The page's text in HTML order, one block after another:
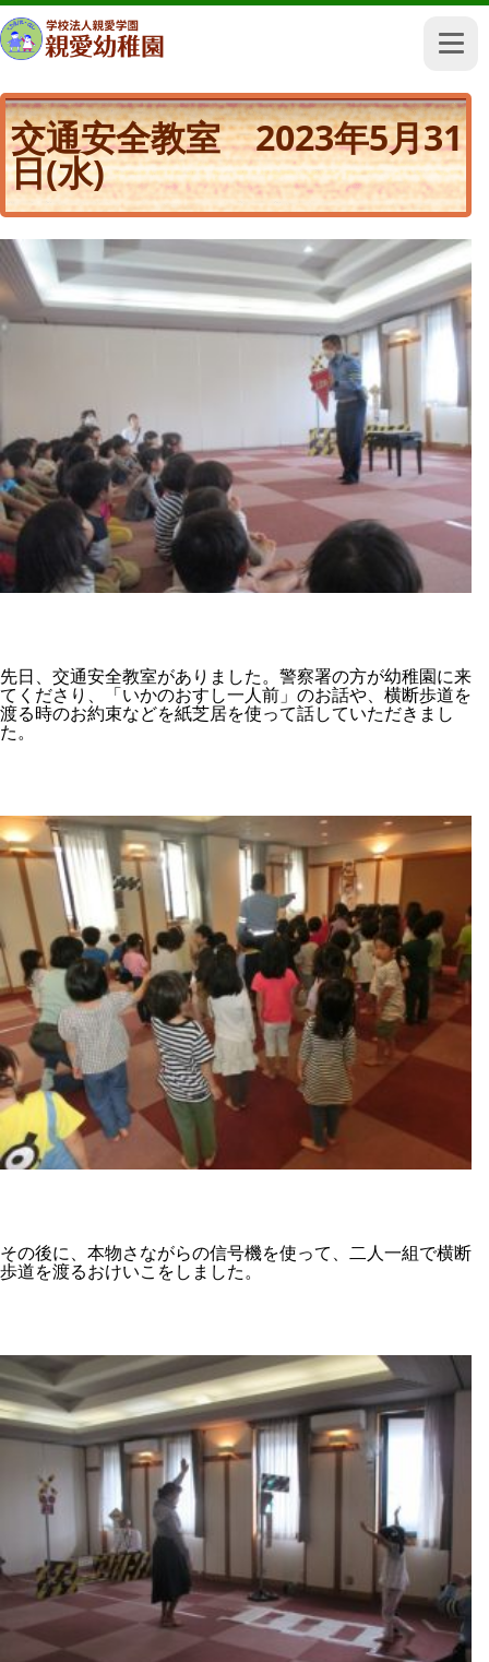
交通安全教室 2023年5月31
日(水)
先日、交通安全教室がありました。警察署の方が幼稚園に来
てくださり、「いかのおすし一人前」のお話や、横断歩道を
渡る時のお約束などを紙芝居を使って話していただきまし
た。
その後に、本物さながらの信号機を使って、二人一組で横断
歩道を渡るおけいこをしました。